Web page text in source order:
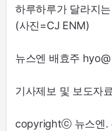
하루하루가 달라지
(사진=CJ ENM)
뉴스엔 배효주 hyo@
기사제보 및 보도자
copyrightⓒ 뉴스엔.